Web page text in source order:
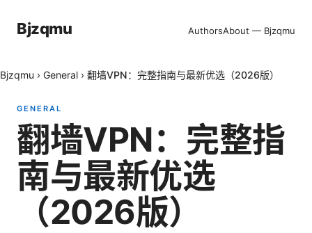
Bjzqmu AuthorsAbout — Bjzqmu
Bjzqmu › General › 翻墙VPN：完整指南与最新优选（2026版）
GENERAL
翻墙VPN：完整指
南与最新优选
（2026版）